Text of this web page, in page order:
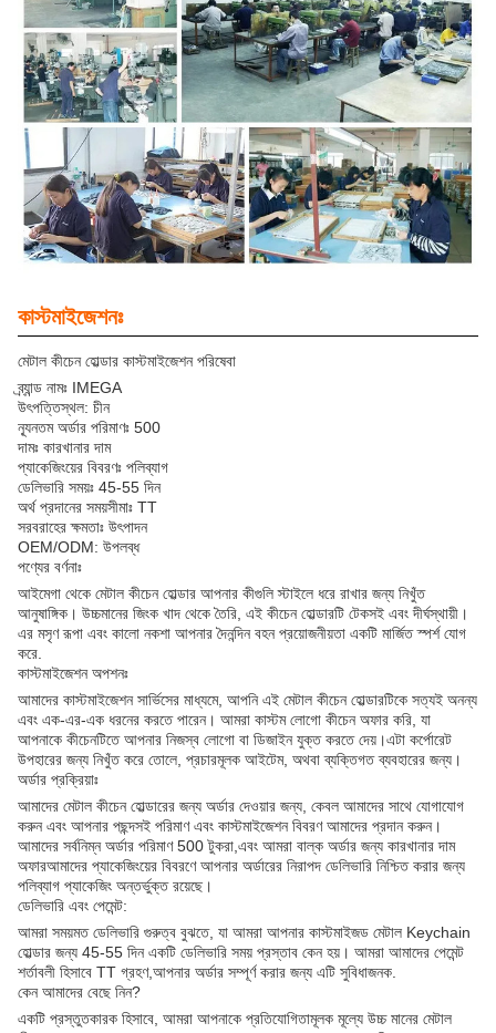
কাস্টমাইজেশনঃ
মেটাল কীচেন হোল্ডার কাস্টমাইজেশন পরিষেবা
ব্র্যান্ড নামঃ IMEGA
উৎপত্তিস্থল: চীন
ন্যূনতম অর্ডার পরিমাণঃ 500
দামঃ কারখানার দাম
প্যাকেজিংয়ের বিবরণঃ পলিব্যাগ
ডেলিভারি সময়ঃ 45-55 দিন
অর্থ প্রদানের সময়সীমাঃ TT
সরবরাহের ক্ষমতাঃ উৎপাদন
OEM/ODM: উপলব্ধ
পণ্যের বর্ণনাঃ
আইমেগা থেকে মেটাল কীচেন হোল্ডার আপনার কীগুলি স্টাইলে ধরে রাখার জন্য নিখুঁত
আনুষাঙ্গিক। উচ্চমানের জিংক খাদ থেকে তৈরি, এই কীচেন হোল্ডারটি টেকসই এবং দীর্ঘস্থায়ী।
এর মসৃণ রূপা এবং কালো নকশা আপনার দৈনন্দিন বহন প্রয়োজনীয়তা একটি মার্জিত স্পর্শ যোগ
করে.
কাস্টমাইজেশন অপশনঃ
আমাদের কাস্টমাইজেশন সার্ভিসের মাধ্যমে, আপনি এই মেটাল কীচেন হোল্ডারটিকে সত্যই অনন্য
এবং এক-এর-এক ধরনের করতে পারেন। আমরা কাস্টম লোগো কীচেন অফার করি, যা
আপনাকে কীচেনটিতে আপনার নিজস্ব লোগো বা ডিজাইন যুক্ত করতে দেয়।এটা কর্পোরেট
উপহারের জন্য নিখুঁত করে তোলে, প্রচারমূলক আইটেম, অথবা ব্যক্তিগত ব্যবহারের জন্য।
অর্ডার প্রক্রিয়াঃ
আমাদের মেটাল কীচেন হোল্ডারের জন্য অর্ডার দেওয়ার জন্য, কেবল আমাদের সাথে যোগাযোগ
করুন এবং আপনার পছন্দসই পরিমাণ এবং কাস্টমাইজেশন বিবরণ আমাদের প্রদান করুন।
আমাদের সর্বনিম্ন অর্ডার পরিমাণ 500 টুকরা,এবং আমরা বাল্ক অর্ডার জন্য কারখানার দাম
অফারআমাদের প্যাকেজিংয়ের বিবরণে আপনার অর্ডারের নিরাপদ ডেলিভারি নিশ্চিত করার জন্য
পলিব্যাগ প্যাকেজিং অন্তর্ভুক্ত রয়েছে।
ডেলিভারি এবং পেমেন্ট:
আমরা সময়মত ডেলিভারি গুরুত্ব বুঝতে, যা আমরা আপনার কাস্টমাইজড মেটাল Keychain
হোল্ডার জন্য 45-55 দিন একটি ডেলিভারি সময় প্রস্তাব কেন হয়। আমরা আমাদের পেমেন্ট
শর্তাবলী হিসাবে TT গ্রহণ,আপনার অর্ডার সম্পূর্ণ করার জন্য এটি সুবিধাজনক.
কেন আমাদের বেছে নিন?
একটি প্রস্তুতকারক হিসাবে, আমরা আপনাকে প্রতিযোগিতামূলক মূল্যে উচ্চ মানের মেটাল